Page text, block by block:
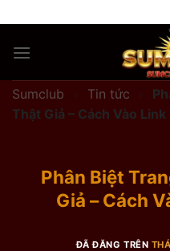
nội
Sumclub Tin tức
Thật Giả – Cách Vào Link
Phân Biệt
Giả – Cách
ĐÃ ĐĂNG TRÊN